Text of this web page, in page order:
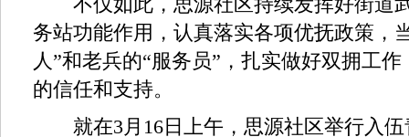
务站功能作用，认真落实各项优抚政策，
人”和老兵的“服务员”，扎实做好双拥工
的信任和支持。
就在3月16日上午，思源社区举行入伍